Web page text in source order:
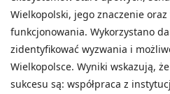
Wielkopolski, jego znaczenie
funkcjonowania. Wykorzystano
zidentyfikować wyzwania i
Wielkopolsce. Wyniki wskazują,
sukcesu są: współpraca z